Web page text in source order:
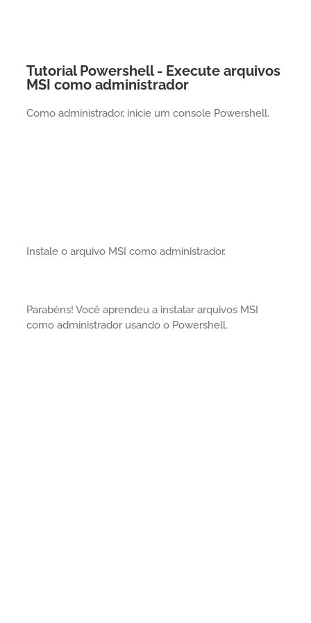
Tutorial Powershell - Execute arquivos
MSI como administrador
Como administrador, inicie um console Powershell.
Instale o arquivo MSI como administrador.
Parabéns! Você aprendeu a instalar arquivos MSI
como administrador usando o Powershell.